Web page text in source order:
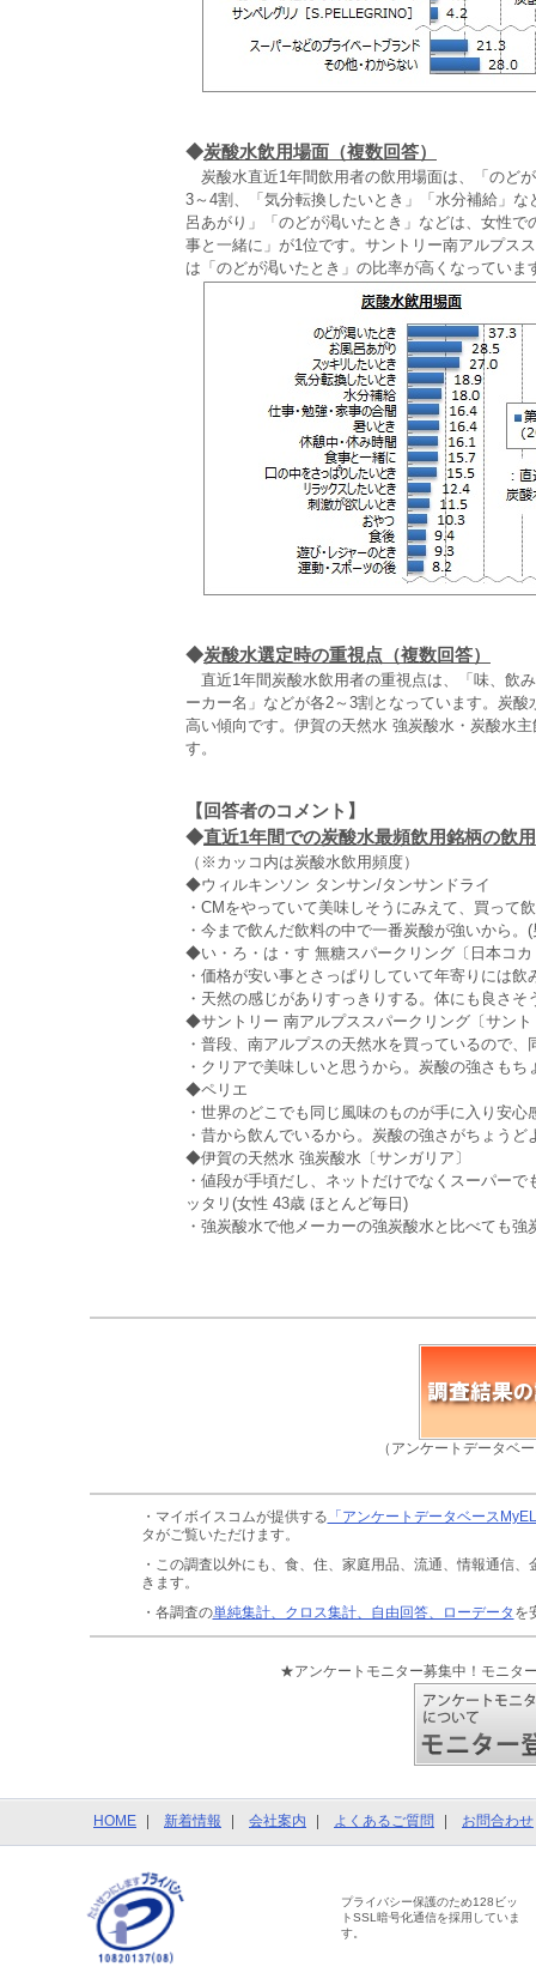
◆炭酸水飲用場面（複数回答）
炭酸水直近1年間飲用者の飲用場面は、「のど
3～4割、「気分転換したいとき」「水分補給」
呂あがり」「のどが渇いたとき」などは、女性
事と一緒に」が1位です。サントリー南アルプス
は「のどが渇いたとき」の比率が高くなっていま
◆炭酸水選定時の重視点（複数回答）
直近1年間炭酸水飲用者の重視点は、「味、飲
ーカー名」などが各2～3割となっています。炭
高い傾向です。伊賀の天然水 強炭酸水・炭酸水
す。
【回答者のコメント】
◆直近1年間での炭酸水最頻飲用銘柄の飲
（※カッコ内は炭酸水飲用頻度）
◆ウィルキンソン タンサン/タンサンドライ
・CMをやっていて美味しそうにみえて、買って
・今まで飲んだ飲料の中で一番炭酸が強いから
◆い・ろ・は・す 無糖スパークリング〔日本コカ
・価格が安い事とさっぱりしていて年寄りには
・天然の感じがありすっきりする。体にも良さ
◆サントリー 南アルプススパークリング〔サント
・普段、南アルプスの天然水を買っているので
・クリアで美味しいと思うから。炭酸の強さも
◆ペリエ
・世界のどこでも同じ風味のものが手に入り安
・昔から飲んでいるから。炭酸の強さがちょう
◆伊賀の天然水 強炭酸水〔サンガリア〕
・値段が手頃だし、ネットだけでなくスーパー
ッタリ(女性 43歳 ほとんど毎日)
・強炭酸水で他メーカーの強炭酸水と比べても
（アンケートデータベ
・マイボイスコムが提供する 「アンケートデータベース
タがご覧いただけます。
・この調査以外にも、食、住、家庭用品、流通、情報通信、
きます。
・各調査の単純集計、クロス集計、自由回答、ローデータ を
★アンケートモニター募集中！モニタ
HOME 新着情報 会社案内 よくあるご質問 お問合わせ
プライバシー保護のため128ビッ
トSSL暗号化通信を採用していま
す。